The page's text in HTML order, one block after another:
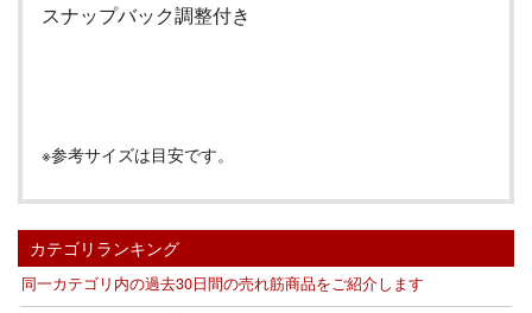
スナップバック調整付き
※参考サイズは目安です。
カテゴリランキング
同一カテゴリ内の過去30日間の売れ筋商品をご紹介します